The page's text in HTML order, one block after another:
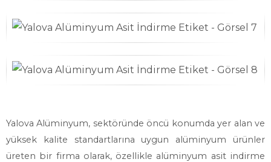
Yalova Alüminyum, sektöründe öncü konumda yer alan ve
yüksek kalite standartlarına uygun alüminyum ürünler
üreten bir firma olarak, özellikle alüminyum asit indirme